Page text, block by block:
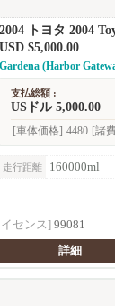
2004 トヨタ 2004
USD $5,000.00
Gardena (Harbor
支払総額 :
USドル 5,000.00
[車体価格] 4480 [諸
走行距離 160000ml
センス] 99081
詳細